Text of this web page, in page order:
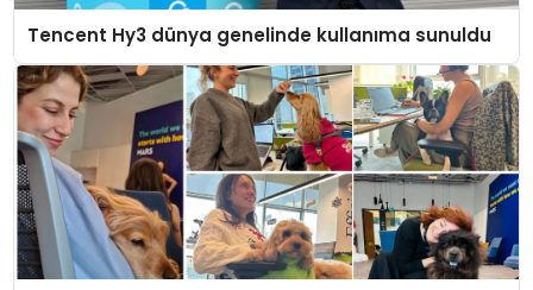
Tencent Hy3 dünya genelinde kullanıma sunuldu